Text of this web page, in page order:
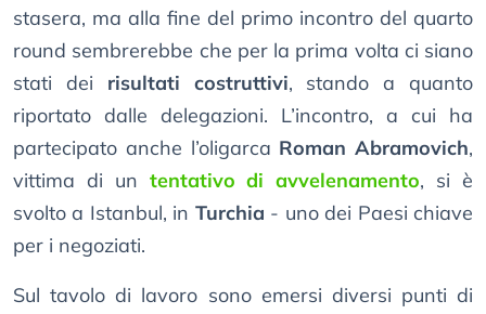
stasera, ma alla fine del primo incontro del quarto
round sembrerebbe che per la prima volta ci siano
stati dei risultati costruttivi, stando a quanto
riportato dalle delegazioni. L’incontro, a cui ha
partecipato anche l’oligarca Roman Abramovich,
vittima di un tentativo di avvelenamento, si è
svolto a Istanbul, in Turchia - uno dei Paesi chiave
per i negoziati.
Sul tavolo di lavoro sono emersi diversi punti di